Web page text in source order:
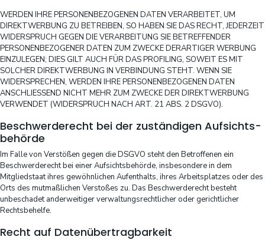
WERDEN IHRE PERSONENBEZOGENEN DATEN VERARBEITET, UM
DIREKTWERBUNG ZU BETREIBEN, SO HABEN SIE DAS RECHT, JEDERZEIT
WIDERSPRUCH GEGEN DIE VERARBEITUNG SIE BETREFFENDER
PERSONENBEZOGENER DATEN ZUM ZWECKE DERARTIGER WERBUNG
EINZULEGEN; DIES GILT AUCH FÜR DAS PROFILING, SOWEIT ES MIT
SOLCHER DIREKTWERBUNG IN VERBINDUNG STEHT. WENN SIE
WIDERSPRECHEN, WERDEN IHRE PERSONENBEZOGENEN DATEN
ANSCHLIESSEND NICHT MEHR ZUM ZWECKE DER DIREKTWERBUNG
VERWENDET (WIDERSPRUCH NACH ART. 21 ABS. 2 DSGVO).
Beschwerde­recht bei der zuständigen Aufsichts­
behörde
Im Falle von Verstößen gegen die DSGVO steht den Betroffenen ein
Beschwerderecht bei einer Aufsichtsbehörde, insbesondere in dem
Mitgliedstaat ihres gewöhnlichen Aufenthalts, ihres Arbeitsplatzes oder des
Orts des mutmaßlichen Verstoßes zu. Das Beschwerderecht besteht
unbeschadet anderweitiger verwaltungsrechtlicher oder gerichtlicher
Rechtsbehelfe.
Recht auf Daten­übertrag­barkeit